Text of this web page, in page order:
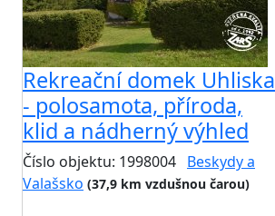
Rekreační domek Uhliska
- polosamota, příroda,
klid a nádherný výhled
Číslo objektu: 1998004 Beskydy a
Valašsko (37,9 km vzdušnou čarou)